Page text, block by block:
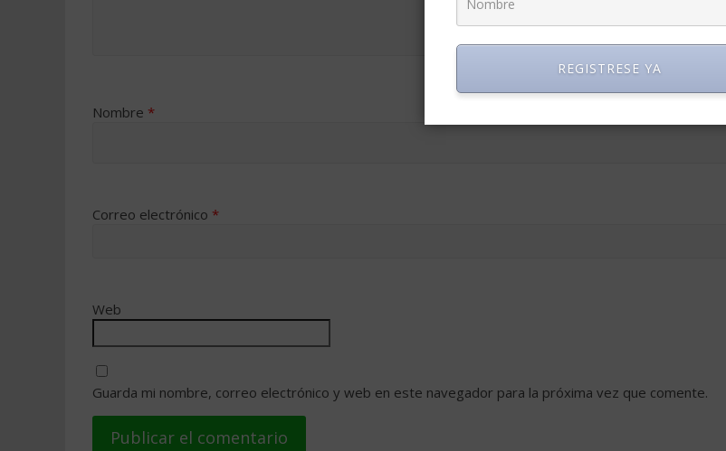
Nombre *
Correo electrónico *
Web
Guarda mi nombre, correo electrónico y web en este navegador para la próxima vez que comente.
REGISTRESE YA